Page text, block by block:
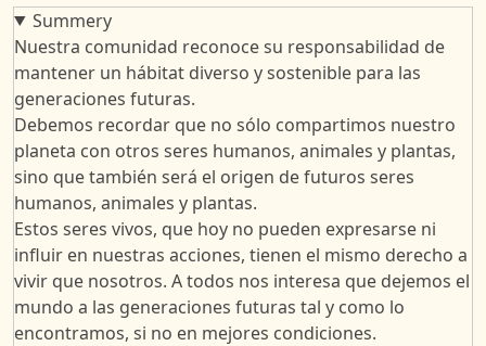
Summery
Nuestra comunidad reconoce su responsabilidad de
mantener un hábitat diverso y sostenible para las
generaciones futuras.
Debemos recordar que no sólo compartimos nuestro
planeta con otros seres humanos, animales y plantas,
sino que también será el origen de futuros seres
humanos, animales y plantas.
Estos seres vivos, que hoy no pueden expresarse ni
influir en nuestras acciones, tienen el mismo derecho a
vivir que nosotros. A todos nos interesa que dejemos el
mundo a las generaciones futuras tal y como lo
encontramos, si no en mejores condiciones.